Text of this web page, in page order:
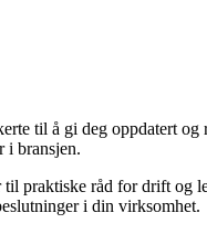
til å gi deg oppdatert og
i bransjen.
råd for drift og
i din virksomhet.